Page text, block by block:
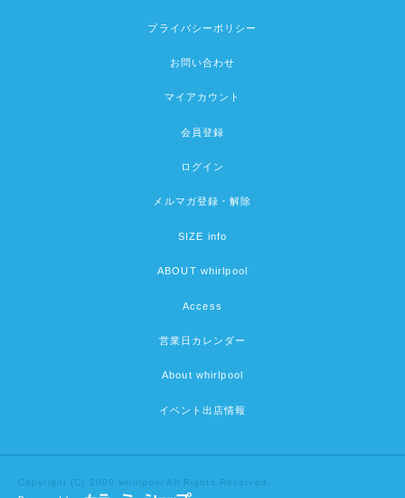
プライバシーポリシー
お問い合わせ
マイアカウント
会員登録
ログイン
メルマガ登録・解除
SIZE info
ABOUT whirlpool
Access
営業日カレンダー
About whirlpool
イベント出店情報
Copyright (C) 2009 whirlpool All Rights Reserved.